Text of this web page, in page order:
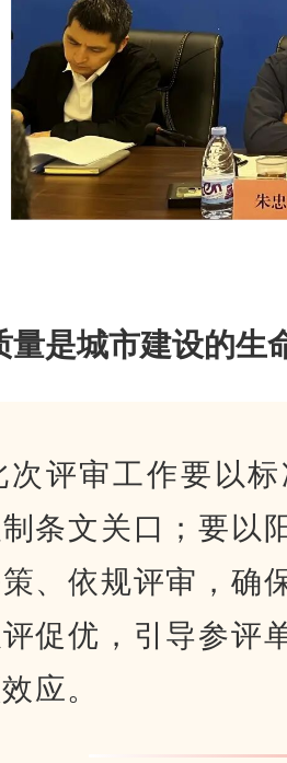
量是城市建设的生
次评审工作要以
条文关口；要以
、依规评审，确
促优，引导参评
应。